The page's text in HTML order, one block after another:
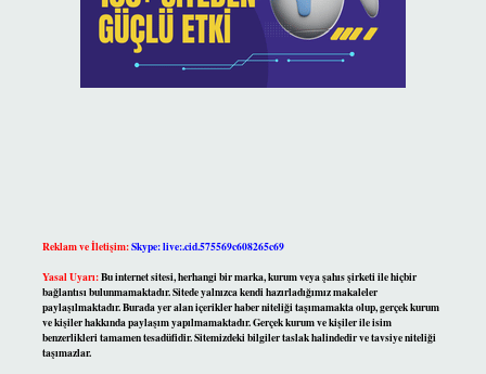
Reklam ve İletişim:Skype: live:.cid.575569c608265c69
Yasal Uyarı:Bu internet sitesi, herhangi bir marka, kurum veya şahıs şirketi ile hiçbir
bağlantısı bulunmamaktadır. Sitede yalnızca kendi hazırladığımız makaleler
paylaşılmaktadır. Burada yer alan içerikler haber niteliği taşımamakta olup, gerçek kurum
ve kişiler hakkında paylaşım yapılmamaktadır. Gerçek kurum ve kişiler ile isim
benzerlikleri tamamen tesadüfidir. Sitemizdeki bilgiler taslak halindedir ve tavsiye niteliği
taşımazlar.